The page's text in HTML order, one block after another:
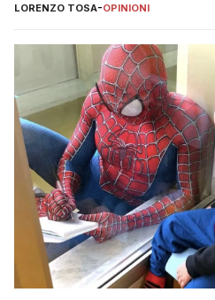
LORENZO TOSA-OPINIONI